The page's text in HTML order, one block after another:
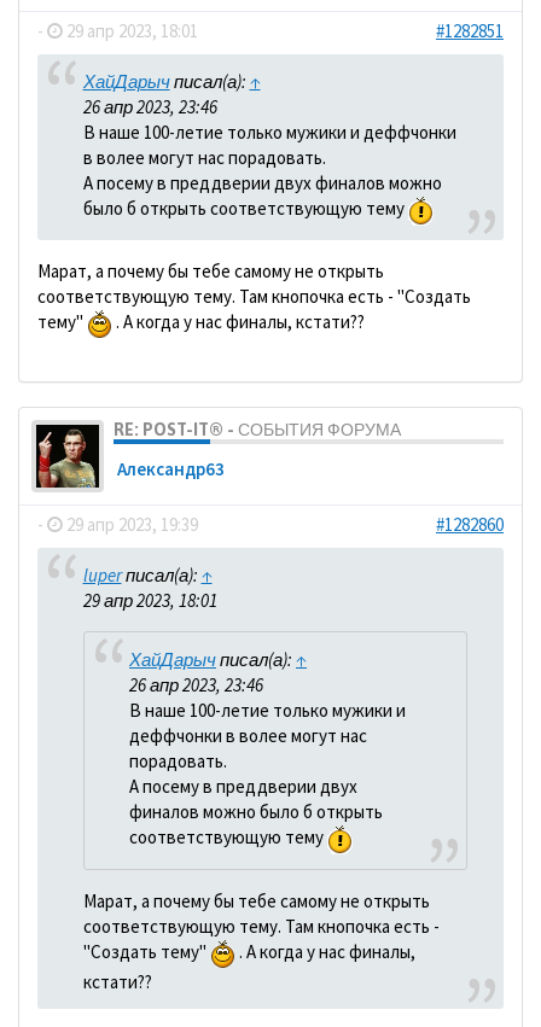
- 29 апр 2023, 18:01 #1282851
ХайДарычписал(а): ↑
26 апр 2023, 23:46
В наше 100-летие только мужики и деффчонки
в волее могут нас порадовать.
А посему в преддверии двух финалов можно
было б открыть соответствующую тему
Марат, а почему бы тебе самому не открыть
соответствующую тему. Там кнопочка есть - "Создать
тему"
. А когда у нас финалы, кстати??
RE: POST-IT® - СОБЫТИЯ ФОРУМА
Александр63
- 29 апр 2023, 19:39 #1282860
luperписал(а): ↑
29 апр 2023, 18:01
ХайДарычписал(а): ↑
26 апр 2023, 23:46
В наше 100-летие только мужики и
деффчонки в волее могут нас
порадовать.
А посему в преддверии двух
финалов можно было б открыть
соответствующую тему
Марат, а почему бы тебе самому не открыть
соответствующую тему. Там кнопочка есть -
"Создать тему"
. А когда у нас финалы,
кстати??